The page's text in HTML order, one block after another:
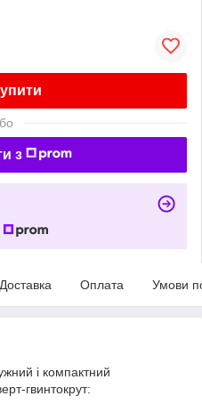
з
Доставка Оплата Умови
і компактний
гвинтокрут: